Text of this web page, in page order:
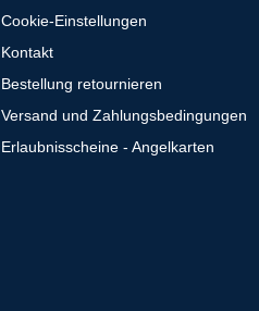
Cookie-Einstellungen
Kontakt
Bestellung retournieren
Versand und Zahlungsbedingungen
Erlaubnisscheine - Angelkarten